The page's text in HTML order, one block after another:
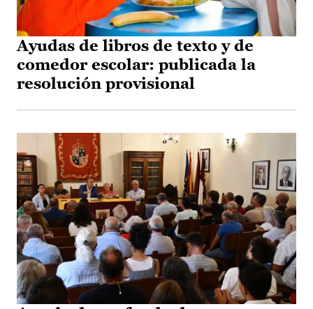
Ayudas de libros de texto y de
comedor escolar: publicada la
resolución provisional